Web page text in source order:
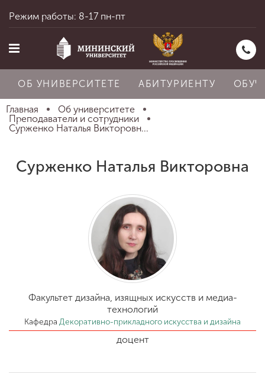
Абитуриенту
Обучение
Режим работы: 8-17 пн-пт
ОБ УНИВЕРСИТЕТЕ АБИТУРИЕНТУ
Главная
Об университете
Преподаватели и сотрудники
Сурженко Наталья Викторовн...
Сурженко Наталья Викторовна
Факультет дизайна, изящных искусств и медиа-
технологий
Кафедра Декоративно-прикладного искусства и дизайна
доцент